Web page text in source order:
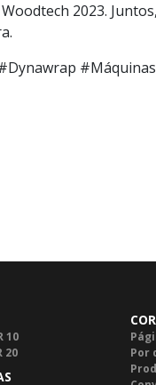
2023.
10
20
Por